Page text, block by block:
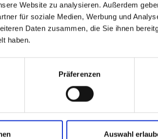
Website zu analysieren. Außerdem
für soziale Medien, Werbung und
Daten zusammen, die Sie ihnen
haben.
Präferenzen
Auswahl